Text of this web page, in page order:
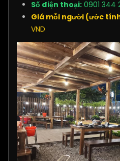
Số điện thoại: 0901 344
Giá mỗi người (ước
VND